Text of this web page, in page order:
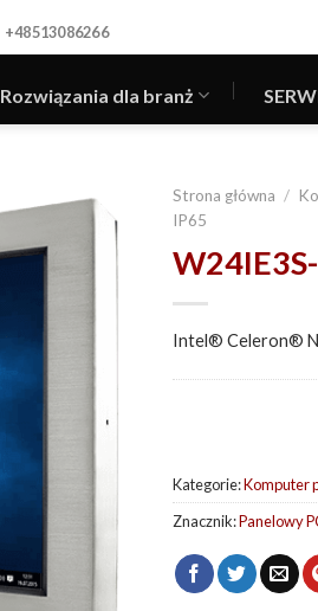
+48513086266
Rozwiązania dla branż
Strona główna /
IP65
Intel® Celeron®
Kategorie:Komputer
Znacznik:Panelowy